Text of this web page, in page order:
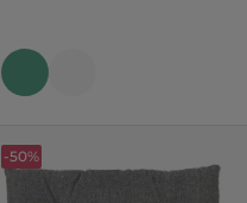
-50%